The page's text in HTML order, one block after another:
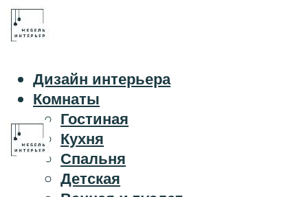
Дизайн интерьера
Комнаты
Гостиная
Кухня
Спальня
Детская